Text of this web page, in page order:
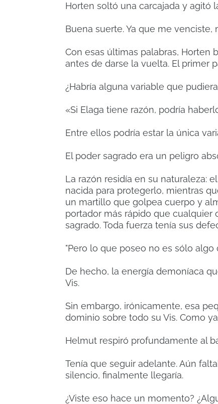
Horten soltó una carcajada y agitó
Buena suerte. Ya que me
Con esas últimas palabras, Horten
antes de darse la vuelta. El primer
¿Habría alguna variable que
«Si Elaga tiene razón, podría
Entre ellos podría estar la única
El poder sagrado era un peligro
La razón residía en su naturaleza:
nacida para protegerlo, mientras
un martillo que golpea cuerpo y
portador más rápido que cualquier
sagrado. Toda fuerza tenía sus
"Pero lo que poseo no es sólo algo
De hecho, la energía demoníaca
Vis.
Sin embargo, irónicamente, esa
dominio sobre todo su Vis. Como
Helmut respiró profundamente al
Tenía que seguir adelante. Aún
silencio, finalmente llegaría.
¿Viste eso hace un momento?